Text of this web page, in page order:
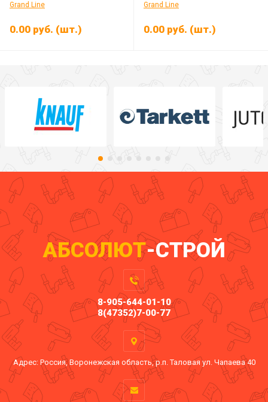
Grand Line
0.00 руб. (шт.)
Grand Line
0.00 руб. (шт.)
АБСОЛЮТ-СТРОЙ
8-905-644-01-10
8(47352)7-00-77
Адрес: Россия, Воронежская область, р.п. Таловая ул. Чапаева 40